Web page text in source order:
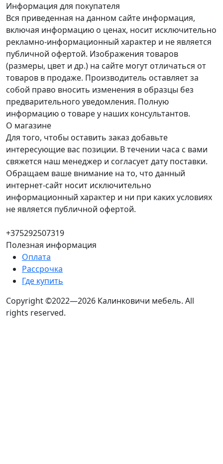
Информация для покупателя
Вся приведенная на данном сайте информация,
включая информацию о ценах, носит исключительно
рекламно-информационный характер и не является
публичной офертой. Изображения товаров
(размеры, цвет и др.) на сайте могут отличаться от
товаров в продаже. Производитель оставляет за
собой право вносить изменения в образцы без
предварительного уведомления. Полную
информацию о товаре у наших консультантов.
О магазине
Для того, чтобы оставить заказ добавьте
интересующие вас позиции. В течении часа с вами
свяжется наш менеджер и согласует дату поставки.
Обращаем ваше внимание на то, что данный
интернет-сайт носит исключительно
информационный характер и ни при каких условиях
не является публичной офертой.
+375292507319
Полезная информация
Оплата
Рассрочка
Где купить
Copyright ©2022—2026 Калинковичи мебель. All
rights reserved.